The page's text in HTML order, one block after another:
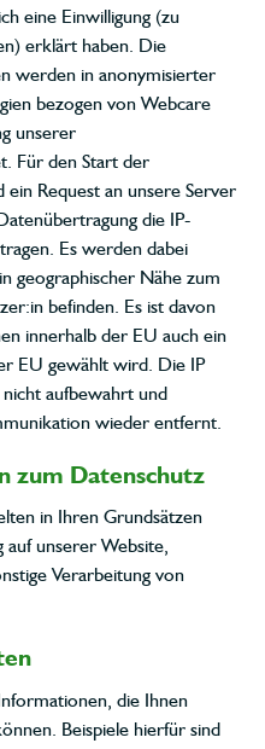
eine Einwilligung (zu
erklärt haben. Die
werden in anonymisierter
bezogen von Webcare
unserer
Für den Start der
Request an unsere Server
die IP-
Es werden dabei
geographischer Nähe zum
befinden. Es ist davon
innerhalb der EU auch ein
EU gewählt wird. Die IP
aufbewahrt und
wieder entfernt.
zum Datenschutz
in Ihren Grundsätzen
unserer Website,
Verarbeitung von
die Ihnen
Beispiele hierfür sind